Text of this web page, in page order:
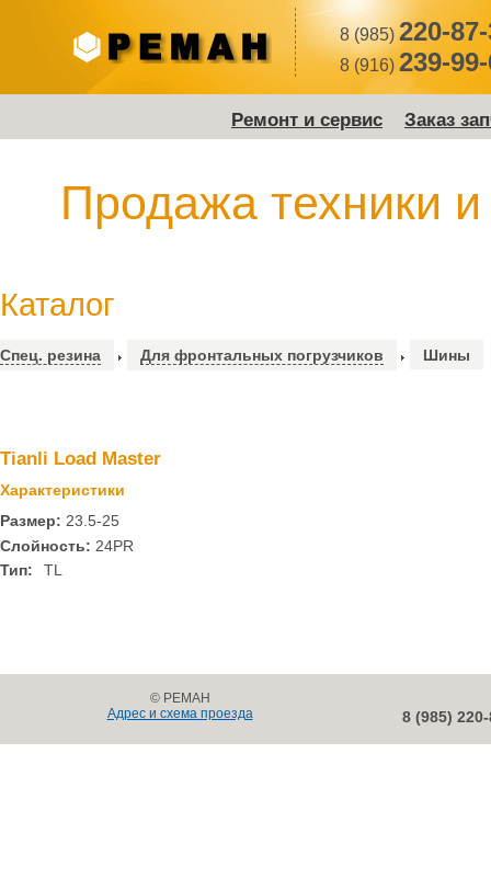
8 (985) 220-
8 (916) 239-
Заказ
Ремонт и сервис
Продажа техники
Каталог
Спец. резина Для фронтальных погрузчиков Шины
Tianli Load Master
Характеристики
Размер: 23.5-25
Cлойность: 24PR
Тип:
TL
© РЕМАН
Адрес и схема проезда
8 (985)